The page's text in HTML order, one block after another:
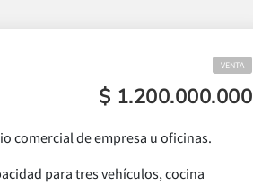
VENTA
$ 1.200.000.000
comercial de empresa u oficinas.
para tres vehículos, cocina